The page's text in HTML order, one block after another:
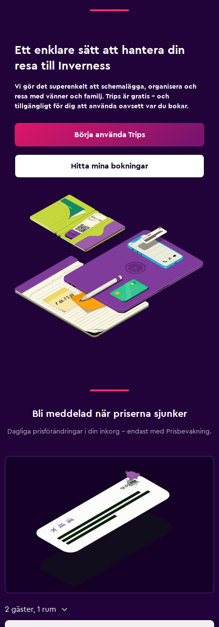
Restauranger
Tjänster och bekvämligheter
Ett enklare sätt att hantera din
resa till Inverness
Vi gör det superenkelt att schemalägga, organisera och
resa med vänner och familj. Trips är gratis – och
tillgängligt för dig att använda oavsett var du bokar.
Börja använda Trips
Hitta mina bokningar
Bli meddelad när priserna sjunker
Dagliga prisförändringar i din inkorg – endast med Prisbevakning.
2 gäster, 1 rum